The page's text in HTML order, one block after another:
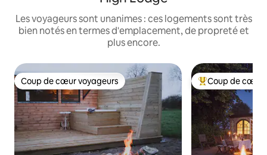
Les voyageurs sont unanimes : ces logements sont très
bien notés en termes d'emplacement, de propreté et
plus encore.
Coup de cœur voyageurs
Coup de cœur voyageurs Coups de cœur
Coup de cœur